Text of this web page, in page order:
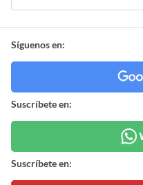
Síguenos en:
Suscríbete en:
Suscríbete en: